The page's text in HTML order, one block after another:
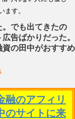
ます。
でも出てきたの
告ばかりだった。
資の田中がおすすめ
のアフィリ
のサイトに来